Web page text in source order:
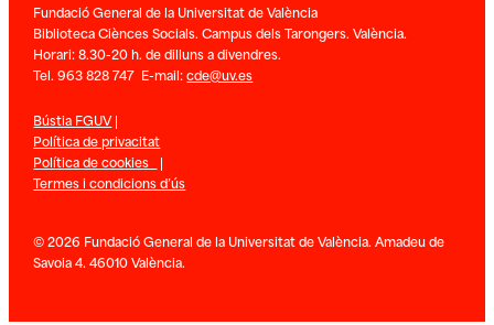
Fundació General de la Universitat de València
Biblioteca Ciènces Socials. Campus dels Tarongers. València.
Horari: 8.30-20 h. de dilluns a divendres.
Tel. 963 828 747 E-mail:cde@uv.es
Bústia FGUV|
Política de privacitat
Política de cookies |
Termes i condicions d’ús
© 2026 Fundació General de la Universitat de València. Amadeu de
Savoia 4. 46010 València.